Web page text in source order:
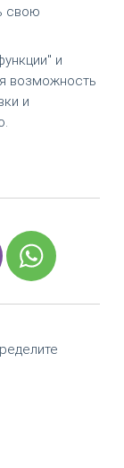
свою
и
возможность
и